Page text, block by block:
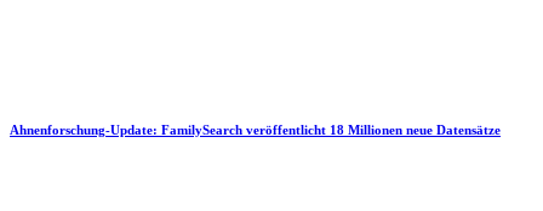
Ahnenforschung-Update: FamilySearch veröffentlicht 18 Millionen neue Datensätze